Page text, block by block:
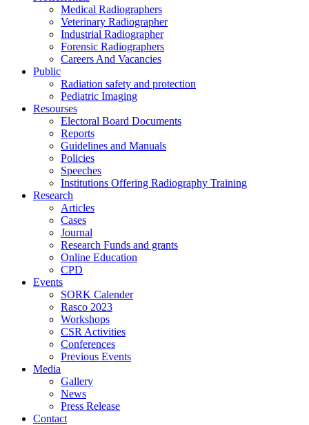
Medical Radiographers
Veterinary Radiographer
Industrial Radiographer
Forensic Radiographers
Careers And Vacancies
Public
Radiation safety and protection
Pediatric Imaging
Resourses
Electoral Board Documents
Reports
Guidelines and Manuals
Policies
Speeches
Institutions Offering Radiography Training
Research
Articles
Cases
Journal
Research Funds and grants
Online Education
CPD
Events
SORK Calender
Rasco 2023
Workshops
CSR Activities
Conferences
Previous Events
Media
Gallery
News
Press Release
Contact